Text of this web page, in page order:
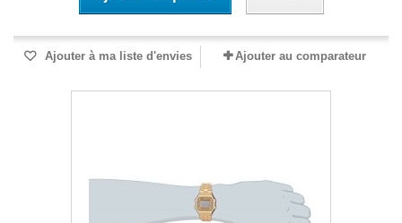
Ajouter à ma liste d'envies Ajouter au comparateur